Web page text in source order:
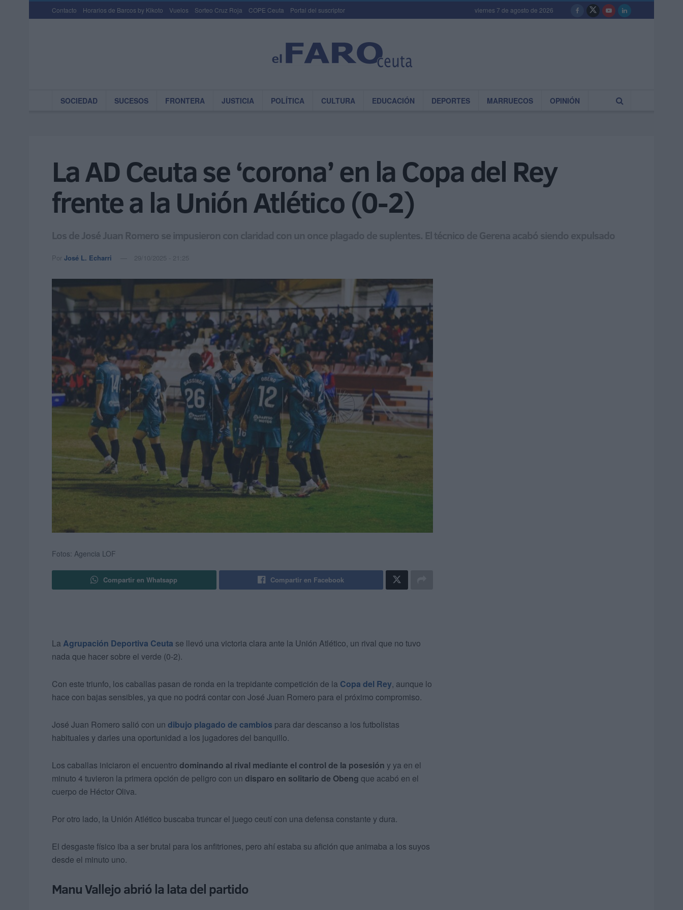
Contacto Horarios de Barcos by Kikoto Vuelos Sorteo Cruz Roja COPE Ceuta Portal del suscriptor viernes 7 de agosto de 2026
SOCIEDAD SUCESOS FRONTERA JUSTICIA POLÍTICA CULTURA EDUCACIÓN DEPORTES MARRUECOS OPINIÓN
La AD Ceuta se ‘corona’ en la Copa del Rey
frente a la Unión Atlético (0-2)
Los de José Juan Romero se impusieron con claridad con un once plagado de suplentes. El técnico de Gerena acabó siendo expulsado
Por José L. Echarri 29/10/2025 - 21:25
Fotos: Agencia LOF
Compartir en Whatsapp Compartir en Facebook
La Agrupación Deportiva Ceuta se llevó una victoria clara ante la Unión Atlético, un rival que no tuvo
nada que hacer sobre el verde (0-2).
Con este triunfo, los caballas pasan de ronda en la trepidante competición de la Copa del Rey, aunque lo
hace con bajas sensibles, ya que no podrá contar con José Juan Romero para el próximo compromiso.
José Juan Romero salió con un dibujo plagado de cambios para dar descanso a los futbolistas
habituales y darles una oportunidad a los jugadores del banquillo.
Los caballas iniciaron el encuentro dominando al rival mediante el control de la posesión y ya en el
minuto 4 tuvieron la primera opción de peligro con un disparo en solitario de Obeng que acabó en el
cuerpo de Héctor Oliva.
Por otro lado, la Unión Atlético buscaba truncar el juego ceutí con una defensa constante y dura.
El desgaste físico iba a ser brutal para los anfitriones, pero ahí estaba su afición que animaba a los suyos
desde el minuto uno.
Manu Vallejo abrió la lata del partido